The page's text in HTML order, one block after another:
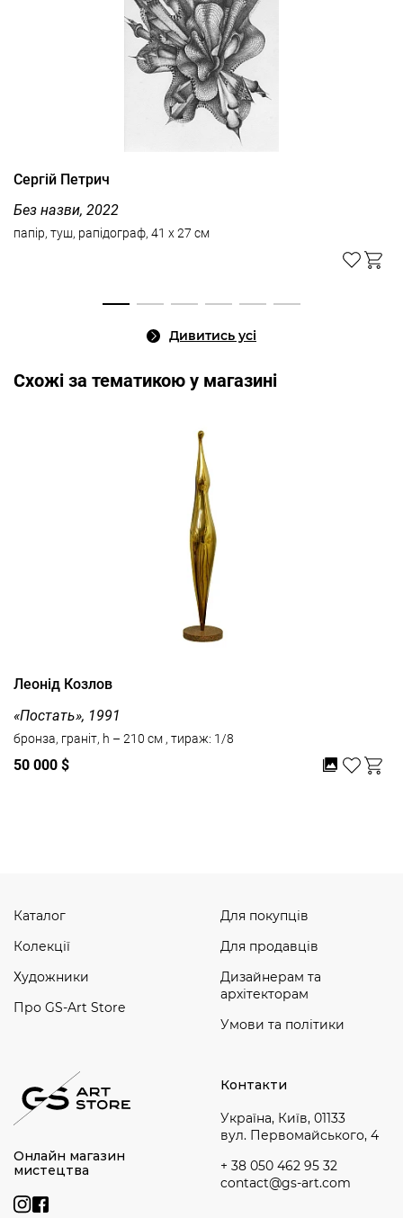
Сергій Петрич
Без назви, 2022
папір, туш, рапідограф, 41 x 27 см
Дивитись усі
Cхожі за тематикою у магазині
Леонід Козлов
«Постать», 1991
бронза, граніт, h – 210 см , тираж: 1/8
50 000 $
Онлайн магазин
мистецтва
Контакти
Україна, Київ, 01133
вул. Первомайського, 4
+ 38 050 462 95 32
contact@gs-art.com
Каталог
Колекції
Художники
Про GS-Art Store
Для покупців
Для продавців
Дизайнерам та
архітекторам
Умови та політики